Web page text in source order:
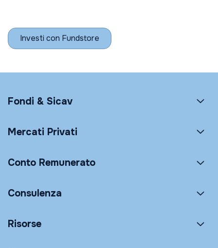
Investi con Fundstore
Fondi & Sicav
Mercati Privati
Conto Remunerato
Consulenza
Risorse